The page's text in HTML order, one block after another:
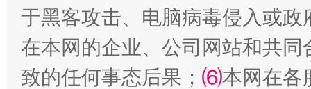
全民健身五年计划来了！等你上场
于黑客攻击、电脑病毒侵入或
在本网的企业、公司网站和共
致的任何事态后果； ⑹本网在各